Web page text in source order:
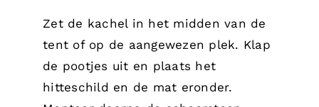
Zet de kachel in het midden van de
tent of op de aangewezen plek. Klap
de pootjes uit en plaats het
hitteschild en de mat eronder.